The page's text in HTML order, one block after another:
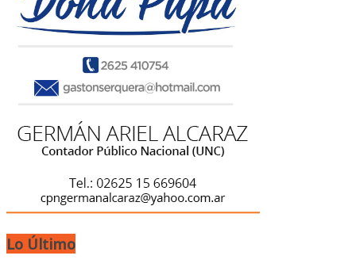
Lo Último